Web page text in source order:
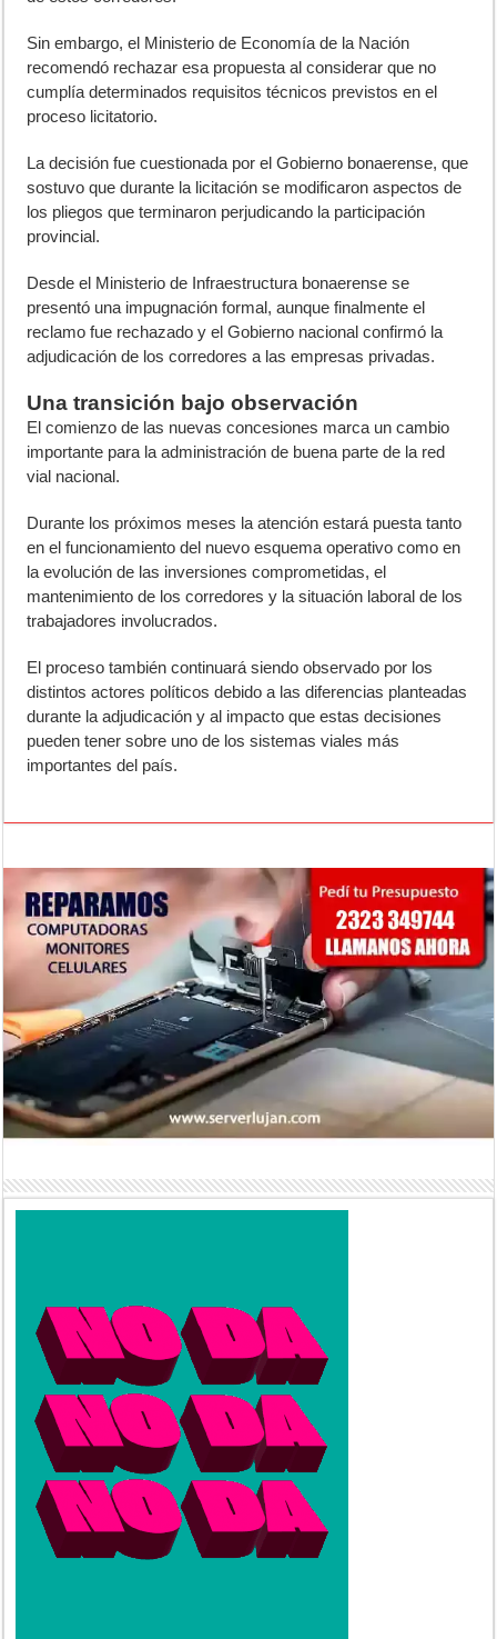
Sin embargo, el Ministerio de Economía de la Nación
recomendó rechazar esa propuesta al considerar que no
cumplía determinados requisitos técnicos previstos en el
proceso licitatorio.
La decisión fue cuestionada por el Gobierno bonaerense, que
sostuvo que durante la licitación se modificaron aspectos de
los pliegos que terminaron perjudicando la participación
provincial.
Desde el Ministerio de Infraestructura bonaerense se
presentó una impugnación formal, aunque finalmente el
reclamo fue rechazado y el Gobierno nacional confirmó la
adjudicación de los corredores a las empresas privadas.
Una transición bajo observación
El comienzo de las nuevas concesiones marca un cambio
importante para la administración de buena parte de la red
vial nacional.
Durante los próximos meses la atención estará puesta tanto
en el funcionamiento del nuevo esquema operativo como en
la evolución de las inversiones comprometidas, el
mantenimiento de los corredores y la situación laboral de los
trabajadores involucrados.
El proceso también continuará siendo observado por los
distintos actores políticos debido a las diferencias planteadas
durante la adjudicación y al impacto que estas decisiones
pueden tener sobre uno de los sistemas viales más
importantes del país.